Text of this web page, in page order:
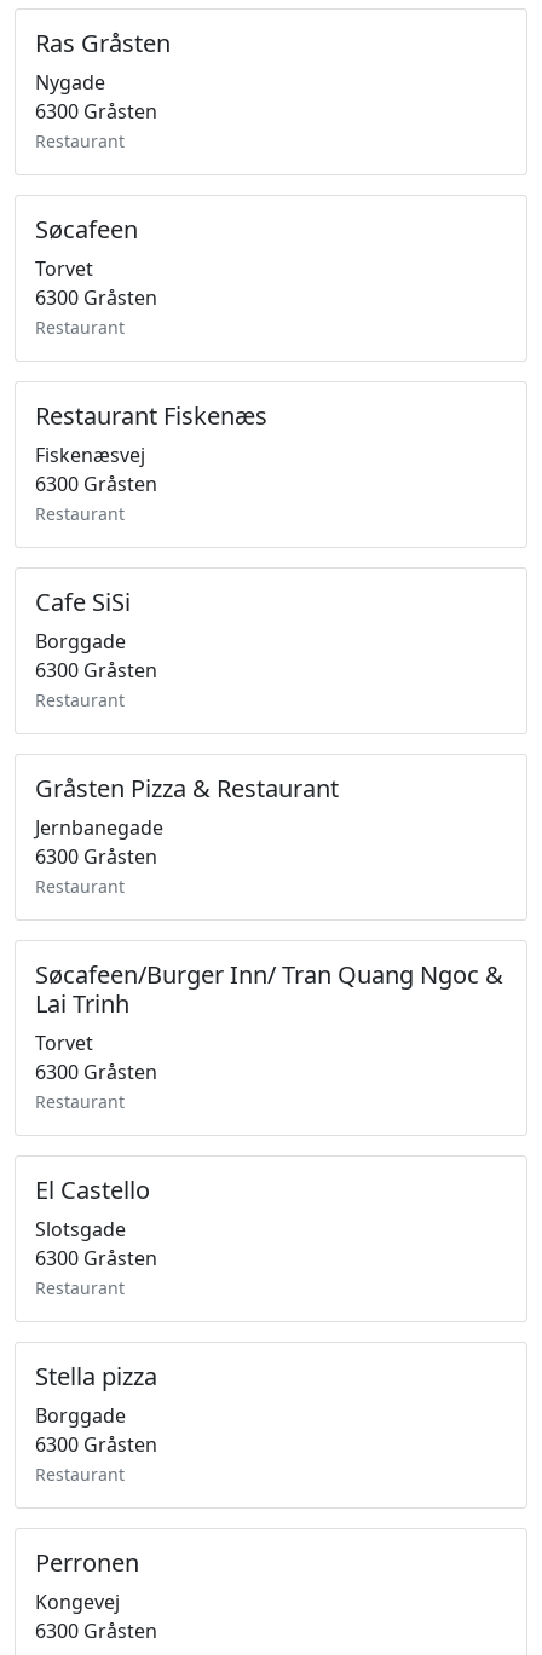
Ras Gråsten
Nygade
6300 Gråsten
Restaurant
Søcafeen
Torvet
6300 Gråsten
Restaurant
Restaurant Fiskenæs
Fiskenæsvej
6300 Gråsten
Restaurant
Cafe SiSi
Borggade
6300 Gråsten
Restaurant
Gråsten Pizza & Restaurant
Jernbanegade
6300 Gråsten
Restaurant
Søcafeen/Burger Inn/ Tran Quang Ngoc &
Lai Trinh
Torvet
6300 Gråsten
Restaurant
El Castello
Slotsgade
6300 Gråsten
Restaurant
Stella pizza
Borggade
6300 Gråsten
Restaurant
Perronen
Kongevej
6300 Gråsten